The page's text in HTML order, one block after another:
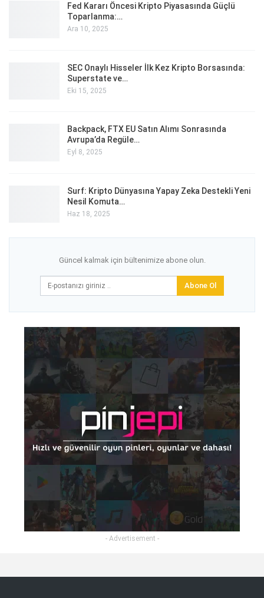
Fed Kararı Öncesi Kripto Piyasasında Güçlü
Toparlanma:…
Ara 10, 2025
SEC Onaylı Hisseler İlk Kez Kripto Borsasında:
Superstate ve…
Eki 15, 2025
Backpack, FTX EU Satın Alımı Sonrasında
Avrupa’da Regüle…
Eyl 8, 2025
Surf: Kripto Dünyasına Yapay Zeka Destekli Yeni
Nesil Komuta…
Haz 18, 2025
Güncel kalmak için bültenimize abone olun.
Abone Ol
- Advertisement -